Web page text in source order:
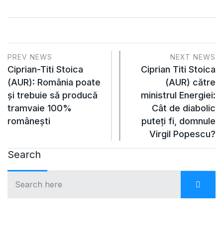
PREV NEWS
Ciprian-Titi Stoica
(AUR): România poate
și trebuie să producă
tramvaie 100%
românești
NEXT NEWS
Ciprian Titi Stoica
(AUR) către
ministrul Energiei:
Cât de diabolic
puteți fi, domnule
Virgil Popescu?
Search